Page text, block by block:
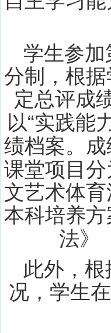
学生参
分制，根
定总评成
以“实践能
绩档案。
课堂项目
文艺术体
本科培养
法》
此外，
况，学生